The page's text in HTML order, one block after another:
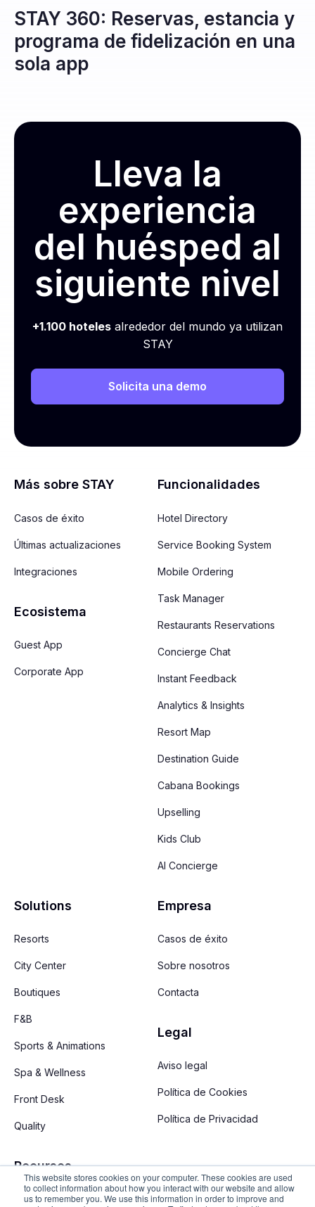
This website stores cookies on your computer. These cookies are used
to collect information about how you interact with our website and allow
us to remember you. We use this information in order to improve and
STAY 360: Reservas, estancia y
programa de fidelización en una
sola app
Lleva la
experiencia
del huésped al
siguiente nivel
+1.100 hoteles alrededor del mundo ya utilizan
STAY
Solicita una demo
Más sobre STAY
Casos de éxito
Últimas actualizaciones
Integraciones
Ecosistema
Guest App
Corporate App
Funcionalidades
Hotel Directory
Service Booking System
Mobile Ordering
Task Manager
Restaurants Reservations
Concierge Chat
Instant Feedback
Analytics & Insights
Resort Map
Destination Guide
Cabana Bookings
Upselling
Kids Club
AI Concierge
Solutions
Resorts
City Center
Boutiques
F&B
Sports & Animations
Spa & Wellness
Front Desk
Quality
Recursos
Novedades de producto
Empresa
Casos de éxito
Sobre nosotros
Contacta
Legal
Aviso legal
Política de Cookies
Política de Privacidad